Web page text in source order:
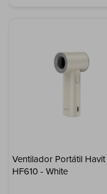
Ventilador Portátil Havit
HF610 - White